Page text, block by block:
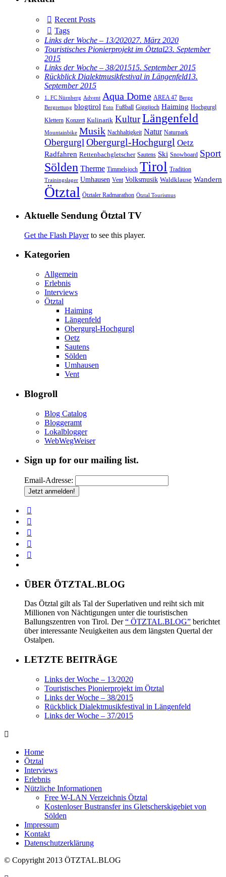
Recent Posts
Tags
Links der Woche – 13/202027. März 2020
Touristisches Pionierprojekt im Ötztal23. September
2015
Links der Woche – 38/201515. September 2015
Rückblick Dialektmusikfestival in Längenfeld13.
September 2015
1. FC Nürnberg Advent Aqua Dome AREA 47 Berge
Bergrettung blogtirol Foto Fußball Giggijoch Haiming Hochgurgl
Klettern Konzert Kulinarik KulturLängenfeld
Mountainbike Musik Nachhaltigkeit Natur Naturpark
ObergurglObergurgl-Hochgurgl Oetz
Radfahren Rettenbachgletscher Sautens Ski Snowboard Sport
Sölden Therme Timmelsjoch Tirol Tradition
Trainingslager Umhausen Vent Volksmusik Waldklause Wandern
Ötztal Ötztaler Radmarathon Ötztal Tourismus
Aktuelle Sendung Ötztal TV
Get the Flash Playerto see this player.
Kategorien
Allgemein
Erlebnis
Interviews
Ötztal
Haiming
Längenfeld
Obergurgl-Hochgurgl
Oetz
Sautens
Sölden
Umhausen
Vent
Blogroll
Blog Catalog
Bloggeramt
Lokalblogger
WebWegWeiser
Sign up for our mailing list.
Email-Adresse:
ÜBER ÖTZTAL.BLOG
Das Ötztal gilt als Tal der Superlativen und reiht sich mit
Millionen von Nächtigungen unter die touristischen
Ballungszentren von Tirol. Der“ ÖTZTAL.BLOG” berichtet
über interessante Neuigkeiten aus dem längsten Quertal der
Ostalpen.
LETZTE BEITRÄGE
Links der Woche – 13/2020
Touristisches Pionierprojekt im Ötztal
Links der Woche – 38/2015
Rückblick Dialektmusikfestival in Längenfeld
Links der Woche – 37/2015
Home
Ötztal
Interviews
Erlebnis
Nützliche Informationen
Free W-LAN Verzeichnis Ötztal
Kostenloser Bustransfer ins Gletscherskigebiet von
Sölden
Impressum
Kontakt
Datenschutzerklärung
© Copyright 2013 ÖTZTAL.BLOG